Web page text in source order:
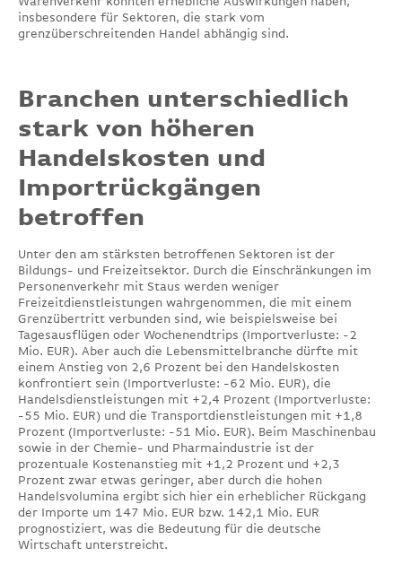
insbesondere für Sektoren, die stark vom
grenzüberschreitenden Handel abhängig sind.
Branchen unterschiedlich
stark von höheren
Handelskosten und
Importrückgängen
betroffen
Unter den am stärksten betroffenen Sektoren ist der
Bildungs- und Freizeitsektor. Durch die Einschränkungen im
Personenverkehr mit Staus werden weniger
Freizeitdienstleistungen wahrgenommen, die mit einem
Grenzübertritt verbunden sind, wie beispielsweise bei
Tagesausflügen oder Wochenendtrips (Importverluste: -2
Mio. EUR). Aber auch die Lebensmittelbranche dürfte mit
einem Anstieg von 2,6 Prozent bei den Handelskosten
konfrontiert sein (Importverluste: -62 Mio. EUR), die
Handelsdienstleistungen mit +2,4 Prozent (Importverluste:
-55 Mio. EUR) und die Transportdienstleistungen mit +1,8
Prozent (Importverluste: -51 Mio. EUR). Beim Maschinenbau
sowie in der Chemie- und Pharmaindustrie ist der
prozentuale Kostenanstieg mit +1,2 Prozent und +2,3
Prozent zwar etwas geringer, aber durch die hohen
Handelsvolumina ergibt sich hier ein erheblicher Rückgang
der Importe um 147 Mio. EUR bzw. 142,1 Mio. EUR
prognostiziert, was die Bedeutung für die deutsche
Wirtschaft unterstreicht.